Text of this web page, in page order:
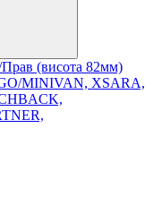
Прав (висота 82мм)
MINIVAN, XSARA,